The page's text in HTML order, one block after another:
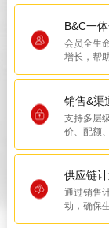
B&C一
会员全生
增长，帮
销售&渠
支持多层
价、配额
高企业渠
供应链计
通过销售
动，确保